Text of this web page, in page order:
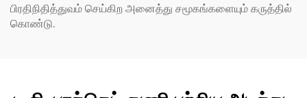
பிரதிநிதித்துவம் செய்கிற அனைத்து சமூகங்களையும் கருத்தில்
கொண்டு.